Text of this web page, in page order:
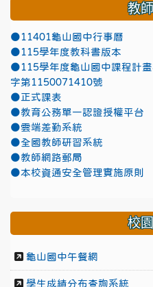
教
●11401龜山國中行事曆
●115學年度教科書版本
●115學年度龜山國中課程計
字第1150071410號
●正式課表
●教育公務單一認證授權平台
●雲端差勤系統
●全國教師研習系統
●教師網路郵局
●本校資通安全管理實施原則
校
龜山國中午餐網
學生成績分布查詢系統